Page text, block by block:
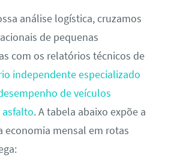
análise logística, cruzamos
de pequenas
com os relatórios técnicos de
independente especializado
de veículos
. A tabela abaixo expõe a
economia mensal em rotas